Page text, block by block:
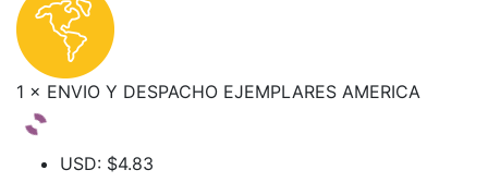
1 × ENVIO Y DESPACHO EJEMPLARES AMERICA
USD: $4.83